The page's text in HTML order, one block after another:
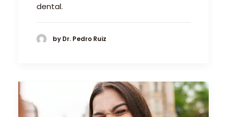
dental.
by Dr. Pedro Ruiz